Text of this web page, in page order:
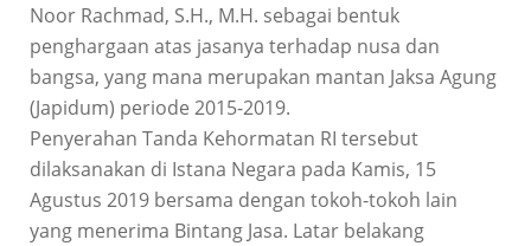
Noor Rachmad, S.H., M.H. sebagai bentuk
penghargaan atas jasanya terhadap nusa dan
bangsa, yang mana merupakan mantan Jaksa Agung
(Japidum) periode 2015-2019.
Penyerahan Tanda Kehormatan RI tersebut
dilaksanakan di Istana Negara pada Kamis, 15
Agustus 2019 bersama dengan tokoh-tokoh lain
yang menerima Bintang Jasa. Latar belakang